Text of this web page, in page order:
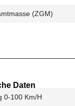
(zGM)
Daten
0-100 Km/h